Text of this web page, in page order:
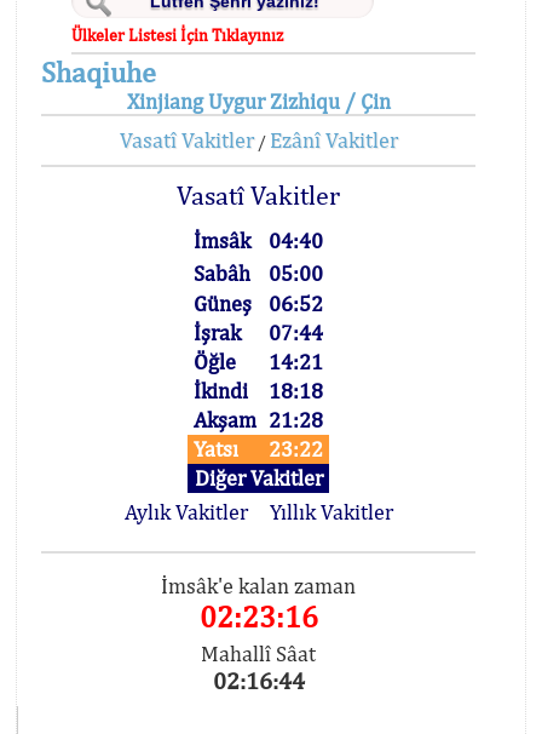
Ülkeler Listesi İçin Tıklayınız
Shaqiuhe
Xinjiang Uygur Zizhiqu / Çin
Vasatî Vakitler/ Ezânî Vakitler
Vasatî Vakitler
İmsâk
04:40
Sabâh
05:00
Güneş
06:52
İşrak
07:44
Öğle
14:21
İkindi
18:18
Akşam 21:28
Yatsı
23:22
Diğer Vakitler
Aylık Vakitler
Yıllık Vakitler
İmsâk'e kalan zaman
02:23:15
Mahallî Sâat
02:16:45